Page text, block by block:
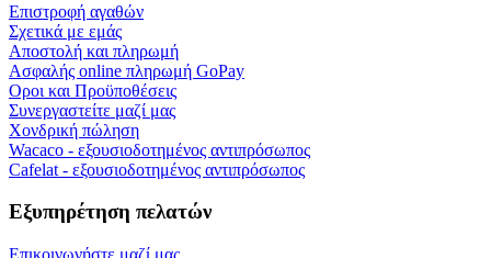
Επιστροφή αγαθών
Σχετικά με εμάς
Αποστολή και πληρωμή
Ασφαλής online πληρωμή GoPay
Οροι και Προϋποθέσεις
Συνεργαστείτε μαζί μας
Χονδρική πώληση
Wacaco - εξουσιοδοτημένος αντιπρόσωπος
Cafelat - εξουσιοδοτημένος αντιπρόσωπος
Εξυπηρέτηση πελατών